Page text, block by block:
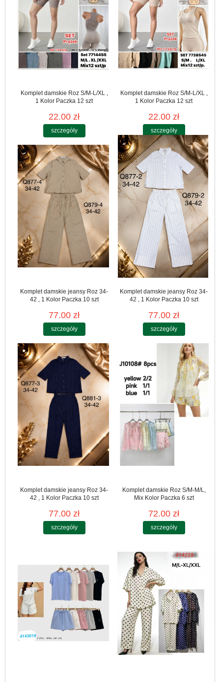
Komplet damskie Roz S/M-L/XL ,
1 Kolor Paczka 12 szt
22.00 zł
szczegóły
Komplet damskie Roz S/M-L/XL ,
1 Kolor Paczka 12 szt
22.00 zł
szczegóły
Komplet damskie jeansy Roz 34-
42 , 1 Kolor Paczka 10 szt
77.00 zł
szczegóły
Komplet damskie jeansy Roz 34-
42 , 1 Kolor Paczka 10 szt
77.00 zł
szczegóły
Komplet damskie jeansy Roz 34-
42 , 1 Kolor Paczka 10 szt
77.00 zł
szczegóły
Komplet damskie Roz S/M-M/L,
Mix Kolor Paczka 6 szt
72.00 zł
szczegóły